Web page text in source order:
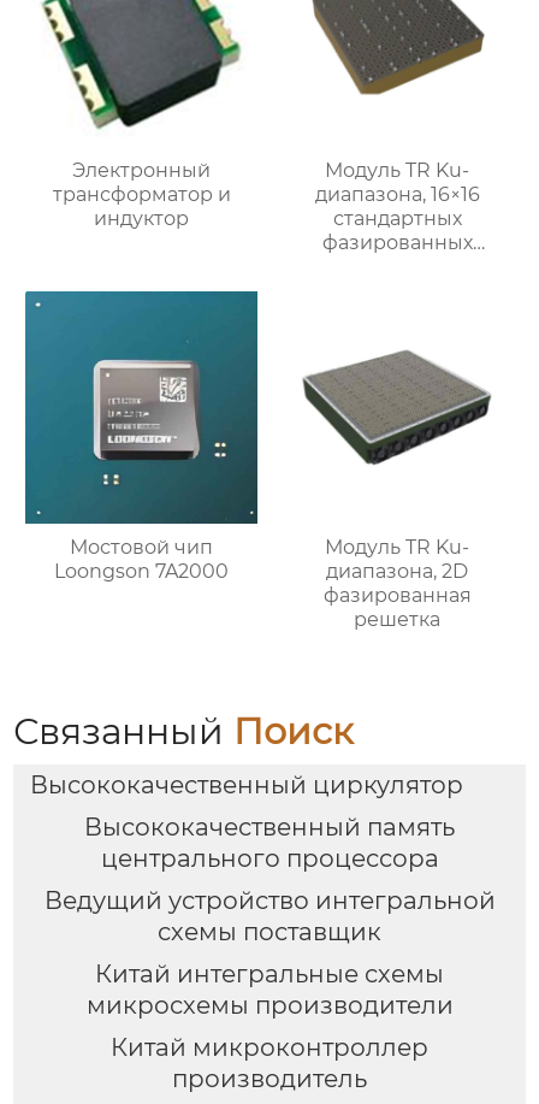
Электронный
трансформатор и
индуктор
Модуль TR Ku-
диапазона, 16×16
стандартных
фазированных
Мостовой чип
Loongson 7A2000
Модуль TR Ku-
диапазона, 2D
фазированная
решетка
Связанный Поиск
Высококачественный циркулятор
Высококачественный память
центрального процессора
Ведущий устройство интегральной
схемы поставщик
Китай интегральные схемы
микросхемы производители
Китай микроконтроллер
производитель